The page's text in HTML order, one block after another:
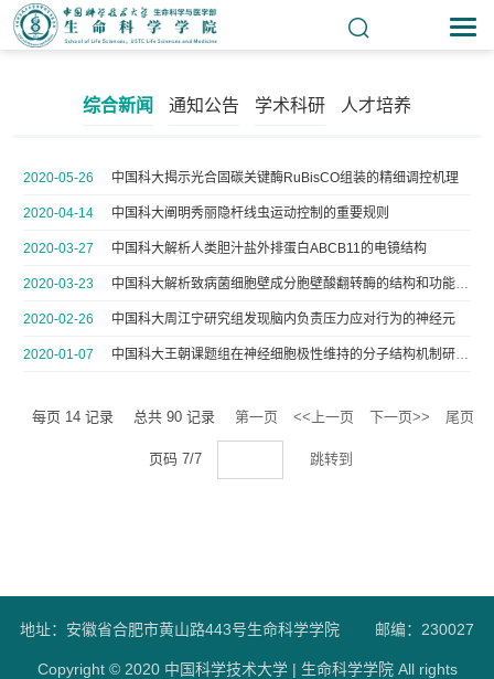
综合新闻 通知公告 学术科研 人才培养
2020-05-26 中国科大揭示光合固碳关键酶RuBisCO组装的精细调控机理
2020-04-14 中国科大阐明秀丽隐杆线虫运动控制的重要规则
2020-03-27 中国科大解析人类胆汁盐外排蛋白ABCB11的电镜结构
2020-03-23 中国科大解析致病菌细胞壁成分胞壁酸翻转酶的结构和功能机制
2020-02-26 中国科大周江宁研究组发现脑内负责压力应对行为的神经元
2020-01-07 中国科大王朝课题组在神经细胞极性维持的分子结构机制研究中取得新进展
每页 14记录 总共 90记录 第一页 <<上一页 下一页>> 尾页
页码 7/7 跳转到
地址：安徽省合肥市黄山路443号生命科学学院 邮编：230027
Copyright © 2020 中国科学技术大学 | 生命科学学院 All rights